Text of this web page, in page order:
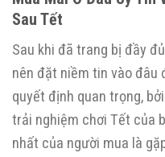
Sau Tết
Sau khi đã trang bị đầy
nên đặt niềm tin vào đâu
quyết định quan trọng,
trải nghiệm chơi Tết của
nhất của người mua là